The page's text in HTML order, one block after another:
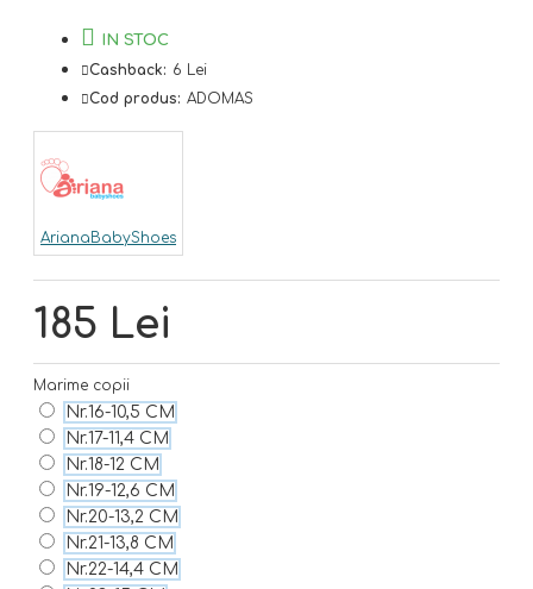
185 Lei
IN STOC
Cashback: 6 Lei
Cod produs: ADOMAS
ArianaBabyShoes
Marime copii
Nr.16-10,5 CM
Nr.17-11,4 CM
Nr.18-12 CM
Nr.19-12,6 CM
Nr.20-13,2 CM
Nr.21-13,8 CM
Nr.22-14,4 CM